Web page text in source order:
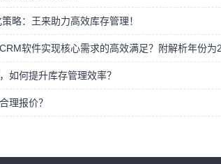
略：王来助力高效库存管理！
软件实现核心需求的高效满足？附解析年份为
如何提升库存管理效率？
理报价？